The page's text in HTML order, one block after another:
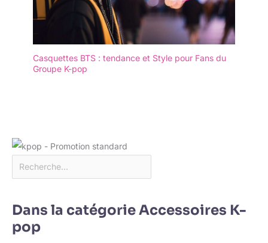
Casquettes BTS : tendance et Style pour Fans du
Groupe K-pop
Dans la catégorie Accessoires K-
pop